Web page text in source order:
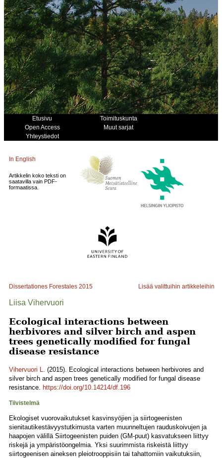
Etusivu
Toimituskunta
Open Access
Muut sarjat
Yhteystiedot
In English
Artikkelin koko teksti on
saatavilla vain PDF-
formaatissa.
Dissertationes Forestales 2015 Lisää valittuihin artikkeleihin
Liisa Vihervuori
Ecological interactions between
herbivores and silver birch and aspen
trees genetically modified for fungal
disease resistance
Vihervuori L. (2015). Ecological interactions between herbivores and
silver birch and aspen trees genetically modified for fungal disease
resistance. https://doi.org/10.14214/df.196
Tiivistelmä
Ekologiset vuorovaikutukset kasvinsyöjien ja siirtogeenisten
sienitautikestävyystutkimusta varten muunneltujen rauduskoivujen ja
haapojen välillä Siirtogeenisten puiden (GM-puut) kasvatukseen liittyy
riskejä ja ympäristöongelmia. Yksi suurimmista riskeistä liittyy
siirtogeenisen aineksen pleiotrooppisiin tai tahattomiin vaikutuksiin,